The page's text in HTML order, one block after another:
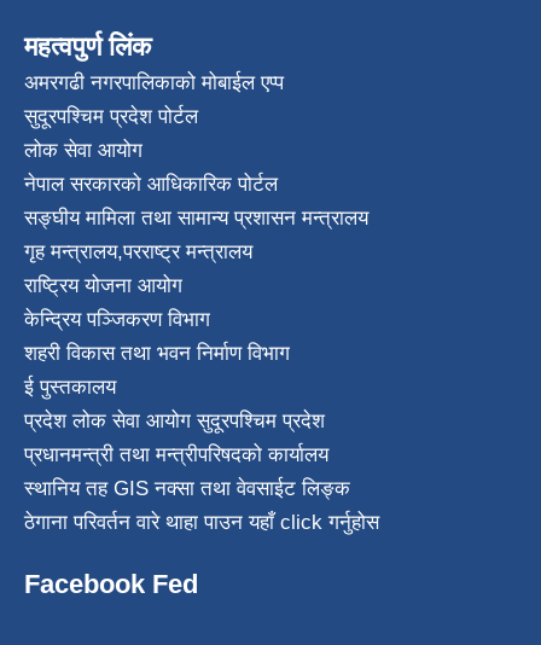
महत्वपुर्ण लिंक
अमरगढी नगरपालिकाको मोबाईल एप्प
सुदूरपश्चिम प्रदेश पोर्टल
लोक सेवा आयोग
नेपाल सरकारको आधिकारिक पोर्टल
सङ्घीय मामिला तथा सामान्य प्रशासन मन्त्रालय
गृह मन्त्रालय,परराष्ट्र मन्त्रालय
राष्ट्रिय योजना आयोग
केन्द्रिय पञ्जिकरण विभाग
शहरी विकास तथा भवन निर्माण विभाग
ई पुस्तकालय
प्रदेश लोक सेवा आयोग सुदूरपश्चिम प्रदेश
प्रधानमन्त्री तथा मन्त्रीपरिषदको कार्यालय
स्थानिय तह GIS नक्सा तथा वेवसाईट लिङ्क
ठेगाना परिवर्तन वारे थाहा पाउन यहाँ click गर्नुहोस
Facebook Fed